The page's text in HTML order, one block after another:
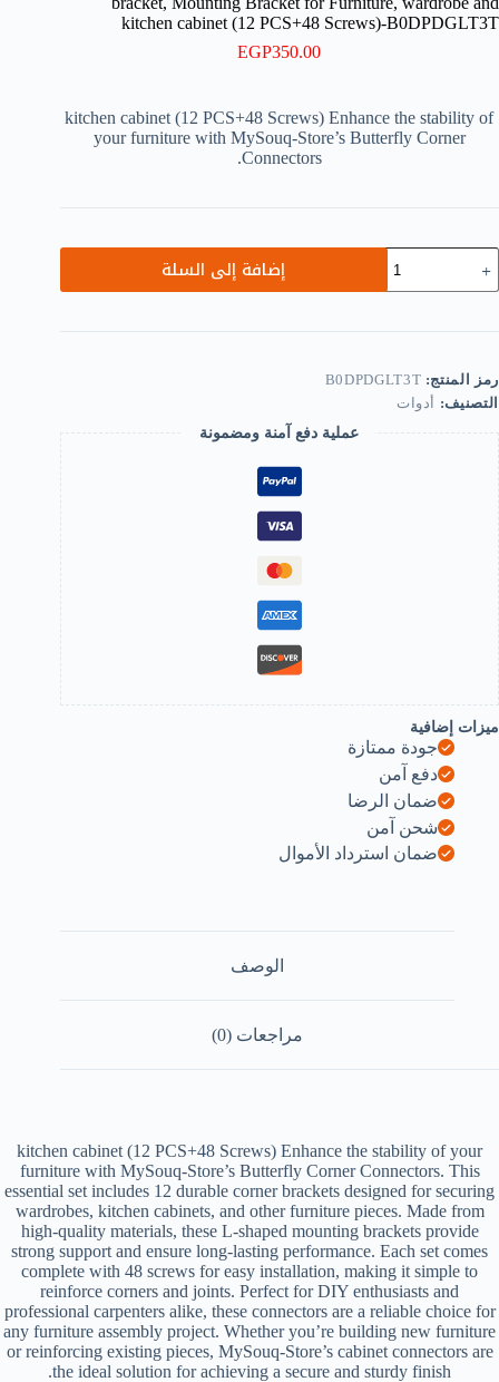
kitchen cabinet (12 PCS+48 Screws)-B0DPDGLT3T
EGP350.00
kitchen cabinet (12 PCS+48 Screws) Enhance the stability of
your furniture with MySouq-Store’s Butterfly Corner
Connectors.
Furniture
cabinet
Corner
corner
bracket,
Bracket
for
Furniture,
wardrobe
and
kitchen
cabinet
(12
PCS+48
Screws)-
B0DPDGLT3T
إضافة إلى السلة
رمز المنتج: B0DPDGLT3T
التصنيف: أدوات
عملية دفع آمنة ومضمونة
ميزات إضافية
جودة ممتازة
دفع آمن
ضمان الرضا
شحن آمن
ضمان استرداد الأموال
الوصف
مراجعات (0)
kitchen cabinet (12 PCS+48 Screws) Enhance the stability of your
furniture with MySouq-Store’s Butterfly Corner Connectors. This
essential set includes 12 durable corner brackets designed for securing
wardrobes, kitchen cabinets, and other furniture pieces. Made from
high-quality materials, these L-shaped mounting brackets provide
strong support and ensure long-lasting performance. Each set comes
complete with 48 screws for easy installation, making it simple to
reinforce corners and joints. Perfect for DIY enthusiasts and
professional carpenters alike, these connectors are a reliable choice for
any furniture assembly project. Whether you’re building new furniture
or reinforcing existing pieces, MySouq-Store’s cabinet connectors are
the ideal solution for achieving a secure and sturdy finish.